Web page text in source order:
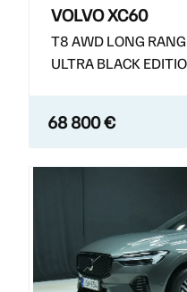
VOLVO XC60
T8 AWD LONG
ULTRA BLACK
68 800 €